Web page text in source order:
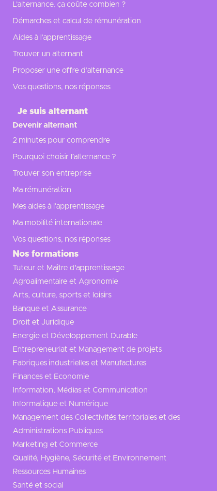
L’alternance, ça coûte combien ?
Démarches et calcul de rémunération
Aides à l’apprentissage
Trouver un alternant
Proposer une offre d’alternance
Vos questions, nos réponses
Je suis alternant
Devenir alternant
2 minutes pour comprendre
Pourquoi choisir l’alternance ?
Trouver son entreprise
Ma rémunération
Mes aides à l'apprentissage
Ma mobilité internationale
Vos questions, nos réponses
Nos formations
Tuteur et Maître d'apprentissage
Agroalimentaire et Agronomie
Arts, culture, sports et loisirs
Banque et Assurance
Droit et Juridique
Energie et Développement Durable
Entrepreneuriat et Management de projets
Fabriques industrielles et Manufactures
Finances et Economie
Information, Médias et Communication
Informatique et Numérique
Management des Collectivités territoriales et des
Administrations Publiques
Marketing et Commerce
Qualité, Hygiène, Sécurité et Environnement
Ressources Humaines
Santé et social